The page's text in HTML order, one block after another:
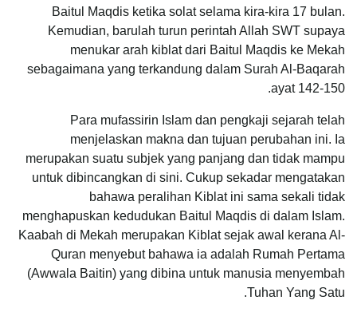
Baitul Maqdis ketika solat selama kira-kira 17 bulan.
Kemudian, barulah turun perintah Allah SWT supaya
menukar arah kiblat dari Baitul Maqdis ke Mekah
sebagaimana yang terkandung dalam Surah Al-Baqarah
ayat 142-150.
Para mufassirin Islam dan pengkaji sejarah telah
menjelaskan makna dan tujuan perubahan ini. Ia
merupakan suatu subjek yang panjang dan tidak mampu
untuk dibincangkan di sini. Cukup sekadar mengatakan
bahawa peralihan Kiblat ini sama sekali tidak
menghapuskan kedudukan Baitul Maqdis di dalam Islam.
Kaabah di Mekah merupakan Kiblat sejak awal kerana Al-
Quran menyebut bahawa ia adalah Rumah Pertama
(Awwala Baitin) yang dibina untuk manusia menyembah
Tuhan Yang Satu.